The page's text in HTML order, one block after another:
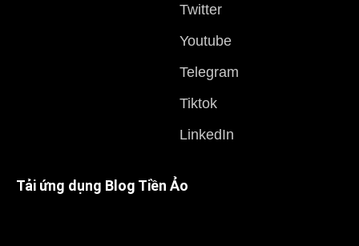
Twitter
Youtube
Telegram
Tiktok
LinkedIn
Tải ứng dụng Blog Tiền Ảo